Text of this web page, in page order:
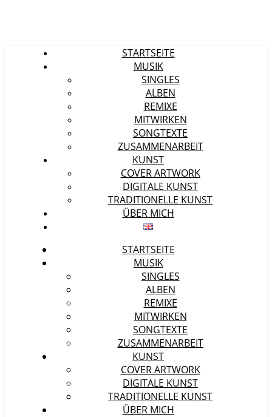
STARTSEITE
MUSIK
SINGLES
ALBEN
REMIXE
MITWIRKEN
SONGTEXTE
ZUSAMMENARBEIT
KUNST
COVER ARTWORK
DIGITALE KUNST
TRADITIONELLE KUNST
ÜBER MICH
STARTSEITE
MUSIK
SINGLES
ALBEN
REMIXE
MITWIRKEN
SONGTEXTE
ZUSAMMENARBEIT
KUNST
COVER ARTWORK
DIGITALE KUNST
TRADITIONELLE KUNST
ÜBER MICH